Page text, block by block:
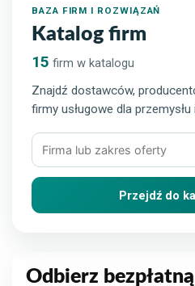
BAZA FIRM I ROZWIĄZAŃ
Katalog firm
15 firm w katalogu
Znajdź dostawców,
firmy usługowe dla przemysłu
Szukaj
firmy
lub
Przejdź do
Odbierz